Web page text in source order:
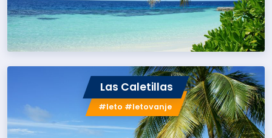
Las Caletillas
#leto #letovanje